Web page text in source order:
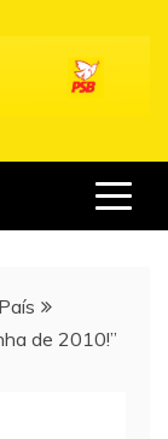
de 2010!”